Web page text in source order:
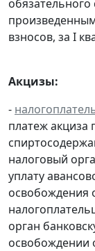
взносов, за I
Акцизы:
-
платеж акциза
налоговый
уплату
освобождения
орган
освобождении